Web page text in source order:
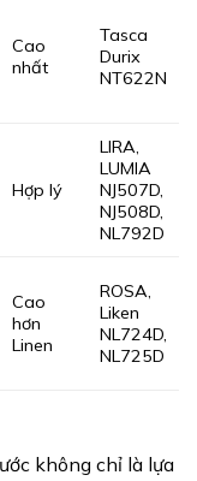
Cao
nhất
Tasca
Durix
NT622N
Hợp lý
LIRA,
LUMIA
NJ507D,
NJ508D,
NL792D
Cao
hơn
Linen
ROSA,
Liken
NL724D,
NL725D
không chỉ là lựa